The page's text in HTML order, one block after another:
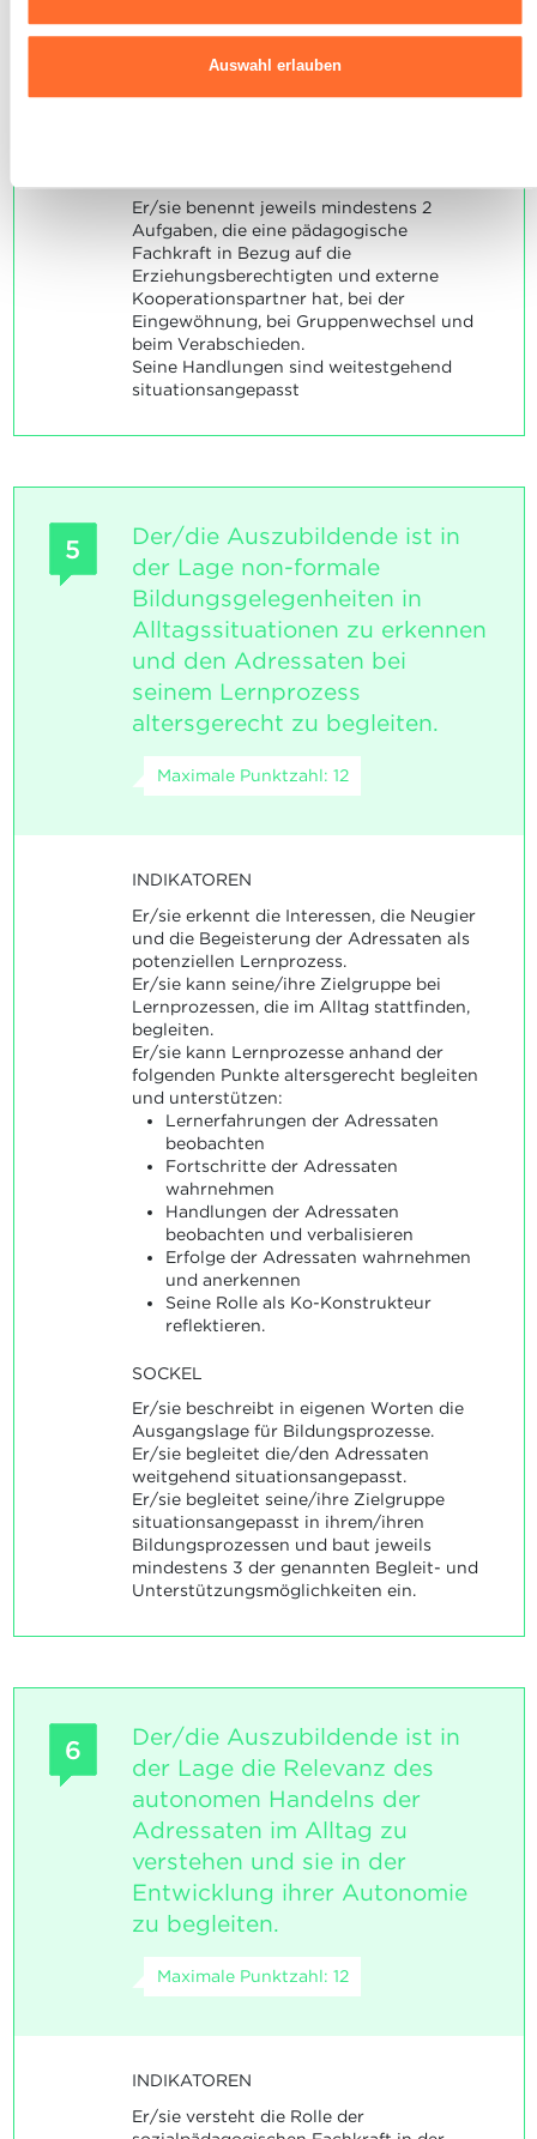
wie wir mit Ihren personenbezogenen Daten umgehen, finden sie
Auswahl erlauben
Kooperationspartnern bei der
Eingewöhnung, bei Gruppen- oder
Verabschieden.
Er/sie benennt jeweils mindestens 2
Aufgaben, die eine pädagogische
Fachkraft in Bezug auf die
Erziehungsberechtigten und externe
Kooperationspartner hat, bei der
Eingewöhnung, bei Gruppenwechsel und
beim Verabschieden.
Seine Handlungen sind weitestgehend
situationsangepasst
5
Der/die Auszubildende ist in
der Lage non-formale
Bildungsgelegenheiten in
Alltagssituationen zu erkennen
und den Adressaten bei
seinem Lernprozess
altersgerecht zu begleiten.
Maximale Punktzahl: 12
INDIKATOREN
Er/sie erkennt die Interessen, die Neugier
und die Begeisterung der Adressaten als
potenziellen Lernprozess.
Er/sie kann seine/ihre Zielgruppe bei
Lernprozessen, die im Alltag stattfinden,
begleiten.
Er/sie kann Lernprozesse anhand der
folgenden Punkte altersgerecht begleiten
und unterstützen:
Lernerfahrungen der Adressaten
beobachten
Fortschritte der Adressaten
wahrnehmen
Handlungen der Adressaten
beobachten und verbalisieren
Erfolge der Adressaten wahrnehmen
und anerkennen
Seine Rolle als Ko-Konstrukteur
reflektieren.
SOCKEL
Er/sie beschreibt in eigenen Worten die
Ausgangslage für Bildungsprozesse.
Er/sie begleitet die/den Adressaten
weitgehend situationsangepasst.
Er/sie begleitet seine/ihre Zielgruppe
situationsangepasst in ihrem/ihren
Bildungsprozessen und baut jeweils
mindestens 3 der genannten Begleit- und
Unterstützungsmöglichkeiten ein.
6
Der/die Auszubildende ist in
der Lage die Relevanz des
autonomen Handelns der
Adressaten im Alltag zu
verstehen und sie in der
Entwicklung ihrer Autonomie
zu begleiten.
Maximale Punktzahl: 12
INDIKATOREN
Er/sie versteht die Rolle der